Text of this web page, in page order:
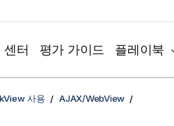
센터 평가 가이드 플레이북
사용 AJAX/WebView